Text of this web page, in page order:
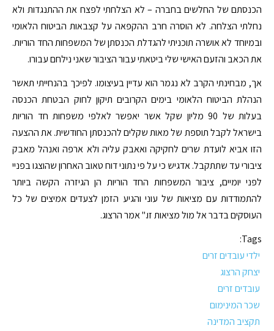
הכנסתם של החלשים בחברה – לא הצלחתי לפצח את ההתנגדות ולא
נחלתי הצלחה. לא הוסרה חרב ההקפאה על קצבאות הביטוח הלאומי
ובמיוחד לא אושרה תוכניתי להגדלת הכנסתן של המשפחות החד הוריות.
את הכאב והזעם האישי שלי ביטאתי עבור הציבור שאני נילחם עבורו.
אך, מבחינתי הקרב לא נגמר הוא עדיין בעיצומו. לפיכך בהנחייתי תאשר
הנהלת הביטוח הלאומי בימים הקרובים תיקון לחוק הבטחת הכנסה
בעלות של 90 מליון שקל אשר יאפשר לאלפי משפחות חד הוריות
בישראל לקבל תוספת של מאות שקלים להכנסתן החודשית. את ההצעה
הזו אביא לועדת שרים לחקיקה ואאבק עליה ולא ארפה ואנהל מאבק
ציבורי עד שתתקבל. אדגיש כי על פי נתוני דוח טאוב האחרון שהוצגו בפניי
לפני יומיים, ציבור המשפחות החד הוריות הן הגיזרה הקשה ביותר
להתמודדות עם מציאות של עוני והגיע הזמן לצעדים אמיצים של כל
העוסקים בדבר אל מול מציאות זו." אמר הרצוג.
Tags:
ילדי עובדים זרים
יצחק הרצוג
עובדים זרים
שכר המינימום
תקציב המדינה